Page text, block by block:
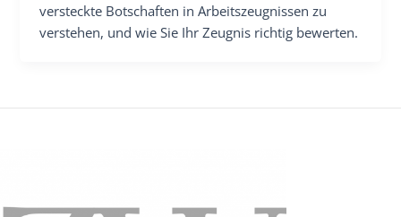
versteckte Botschaften in Arbeitszeugnissen zu
verstehen, und wie Sie Ihr Zeugnis richtig bewerten.